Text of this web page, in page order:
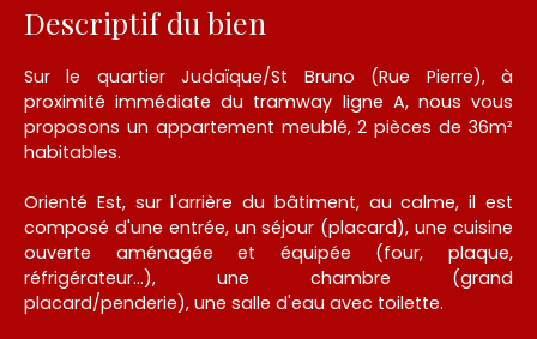
Descriptif du bien
Sur le quartier Judaïque/St Bruno (Rue Pierre), à
proximité immédiate du tramway ligne A, nous vous
proposons un appartement meublé, 2 pièces de 36m²
habitables.
Orienté Est, sur l'arrière du bâtiment, au calme, il est
composé d'une entrée, un séjour (placard), une cuisine
ouverte aménagée et équipée (four, plaque,
réfrigérateur...), une chambre (grand
placard/penderie), une salle d'eau avec toilette.